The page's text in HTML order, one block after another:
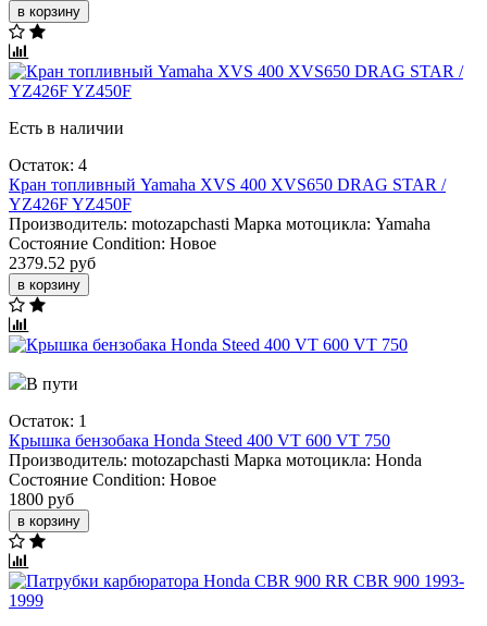
в корзину
Есть в наличии
Остаток: 4
Кран топливный Yamaha XVS 400 XVS650 DRAG STAR /
YZ426F YZ450F
Производитель: motozapchasti Марка мотоцикла: Yamaha
Состояние Condition: Новое
2379.52 руб
в корзину
В пути
Остаток: 1
Крышка бензобака Honda Steed 400 VT 600 VT 750
Производитель: motozapchasti Марка мотоцикла: Honda
Состояние Condition: Новое
1800 руб
в корзину